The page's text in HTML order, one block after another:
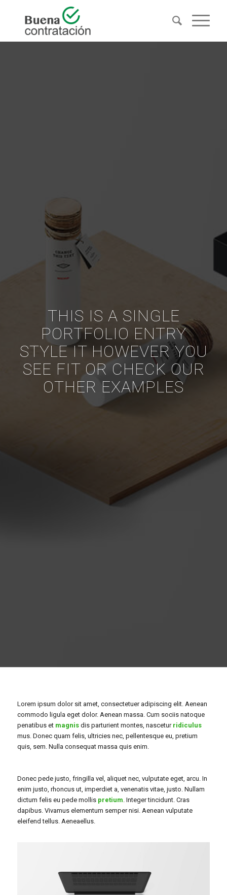
THIS IS A SINGLE
PORTFOLIO ENTRY
STYLE IT HOWEVER YOU
SEE FIT OR CHECK OUR
OTHER EXAMPLES
Lorem ipsum dolor sit amet, consectetuer adipiscing elit. Aenean
commodo ligula eget dolor. Aenean massa. Cum sociis natoque
penatibus et magnisdis parturient montes, nascetur ridiculus
mus. Donec quam felis, ultricies nec, pellentesque eu, pretium
quis, sem. Nulla consequat massa quis enim.
Donec pede justo, fringilla vel, aliquet nec, vulputate eget, arcu. In
enim justo, rhoncus ut, imperdiet a, venenatis vitae, justo. Nullam
dictum felis eu pede mollis pretium. Integer tincidunt. Cras
dapibus. Vivamus elementum semper nisi. Aenean vulputate
eleifend tellus. Aeneaellus.